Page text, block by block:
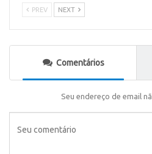
PREV NEXT
Comentários
Seu endereço de email